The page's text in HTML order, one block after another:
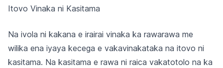
Itovo Vinaka ni Kasitama
Na ivola ni kakana e irairai vinaka ka rawarawa me
wilika ena iyaya kecega e vakavinakataka na itovo ni
kasitama. Na kasitama e rawa ni raica vakatotolo na ka